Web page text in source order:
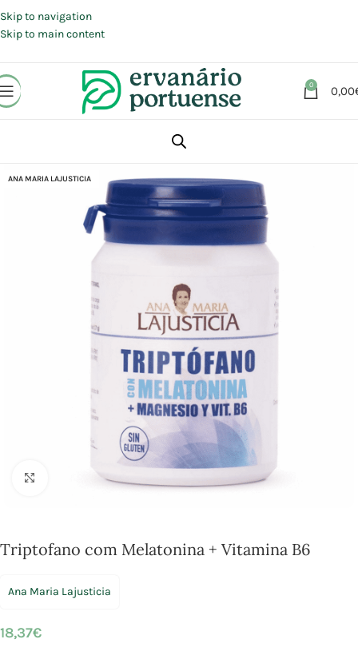
Skip to navigation
Skip to main content
0 0,00
Suplementos alimentares
ANA MARIA LAJUSTICIA
Click to enlarge
Triptofano com Melatonina + Vitamina B6
Ana Maria Lajusticia
18,37€